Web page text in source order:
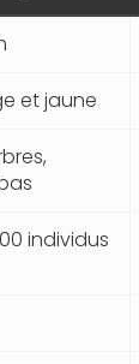
et jaune
individus